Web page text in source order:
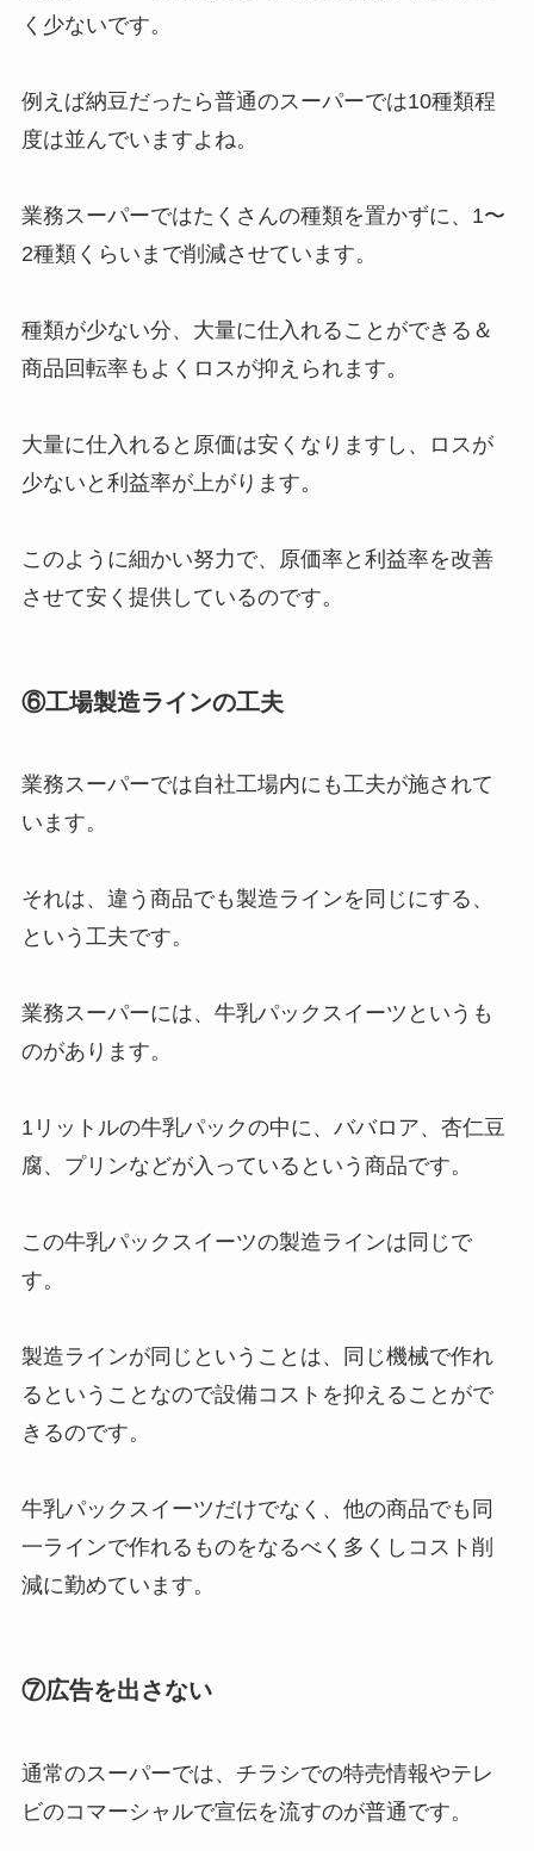
く少ないです。
例えば納豆だったら普通のスーパーでは10種類程
度は並んでいますよね。
業務スーパーではたくさんの種類を置かずに、1〜
2種類くらいまで削減させています。
種類が少ない分、大量に仕入れることができる＆
商品回転率もよくロスが抑えられます。
大量に仕入れると原価は安くなりますし、ロスが
少ないと利益率が上がります。
このように細かい努力で、原価率と利益率を改善
させて安く提供しているのです。
⑥工場製造ラインの工夫
業務スーパーでは自社工場内にも工夫が施されて
います。
それは、違う商品でも製造ラインを同じにする、
という工夫です。
業務スーパーには、牛乳パックスイーツというも
のがあります。
1リットルの牛乳パックの中に、ババロア、杏仁豆
腐、プリンなどが入っているという商品です。
この牛乳パックスイーツの製造ラインは同じで
す。
製造ラインが同じということは、同じ機械で作れ
るということなので設備コストを抑えることがで
きるのです。
牛乳パックスイーツだけでなく、他の商品でも同
一ラインで作れるものをなるべく多くしコスト削
減に勤めています。
⑦広告を出さない
通常のスーパーでは、チラシでの特売情報やテレ
ビのコマーシャルで宣伝を流すのが普通です。